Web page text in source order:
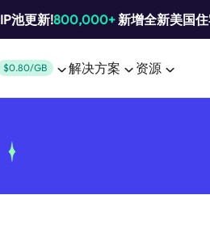
IP池更新!800,000+新增全新美国
$0.80/GB 解决方案 资源